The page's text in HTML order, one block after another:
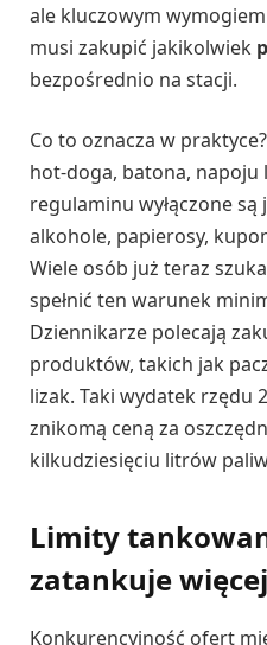
ale kluczowym
musi zakupić jakikolwiek
bezpośrednio na stacji.
Co to oznacza w
hot-doga, batona,
regulaminu wyłączone
alkohole, papierosy,
Wiele osób już teraz
spełnić ten warunek
Dziennikarze polecają
produktów, takich jak
lizak. Taki wydatek rzędu
znikomą ceną za
kilkudziesięciu litrów
Limity
zatankuje
Konkurencyjność ofert